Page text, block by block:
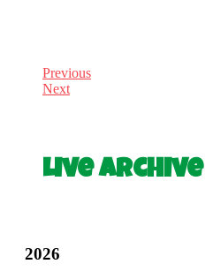
Previous
Next
Live Archive
2026